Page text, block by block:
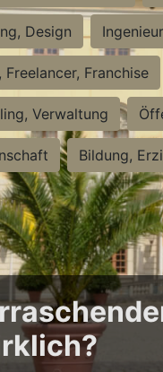
Design
Franchise
Verwaltung
Bildung,